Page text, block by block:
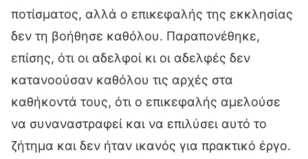
ποτίσματος, αλλά ο επικεφαλής της εκκλησίας
δεν τη βοήθησε καθόλου. Παραπονέθηκε,
επίσης, ότι οι αδελφοί κι οι αδελφές δεν
κατανοούσαν καθόλου τις αρχές στα
καθήκοντά τους, ότι ο επικεφαλής αμελούσε
να συναναστραφεί και να επιλύσει αυτό το
ζήτημα και δεν ήταν ικανός για πρακτικό έργο.